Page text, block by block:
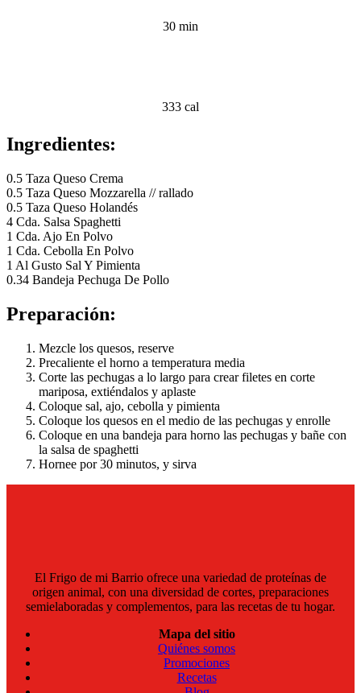
30 min
333 cal
Ingredientes:
0.5 Taza Queso Crema
0.5 Taza Queso Mozzarella // rallado
0.5 Taza Queso Holandés
4 Cda. Salsa Spaghetti
1 Cda. Ajo En Polvo
1 Cda. Cebolla En Polvo
1 Al Gusto Sal Y Pimienta
0.34 Bandeja Pechuga De Pollo
Preparación:
Mezcle los quesos, reserve
Precaliente el horno a temperatura media
Corte las pechugas a lo largo para crear filetes en corte
mariposa, extiéndalos y aplaste
Coloque sal, ajo, cebolla y pimienta
Coloque los quesos en el medio de las pechugas y enrolle
Coloque en una bandeja para horno las pechugas y bañe con
la salsa de spaghetti
Hornee por 30 minutos, y sirva
El Frigo de mi Barrio ofrece una variedad de proteínas de
origen animal, con una diversidad de cortes, preparaciones
semielaboradas y complementos, para las recetas de tu hogar.
Mapa del sitio
Quiénes somos
Promociones
Recetas